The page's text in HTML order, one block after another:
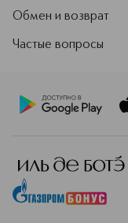
Обмен и возврат
Частые вопросы